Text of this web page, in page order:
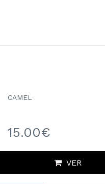
CAMEL
15.00€
VER